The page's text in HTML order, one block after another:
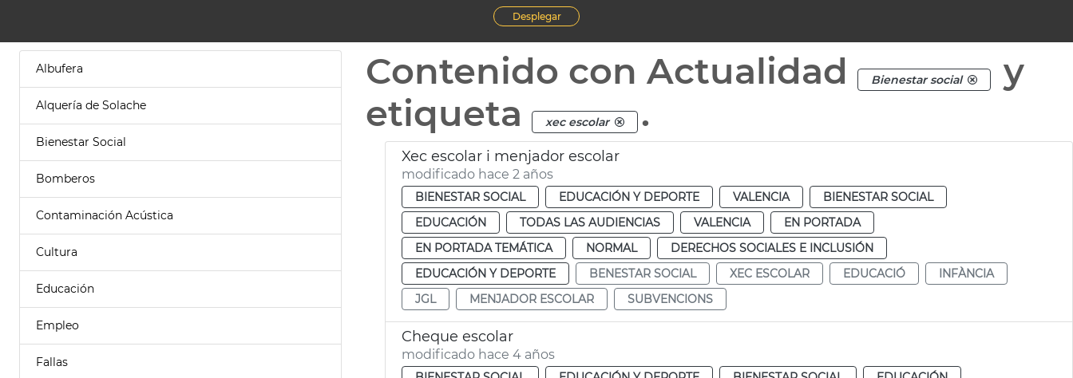
Desplegar
Albufera
Alquería de Solache
Bienestar Social
Bomberos
Contaminación Acústica
Cultura
Educación
Empleo
Fallas
Contenido con Actualidad Bienestar social
y
etiqueta
xec escolar .
Xec escolar i menjador escolar
modificado hace 2 años
BIENESTAR SOCIAL EDUCACIÓN Y DEPORTE VALENCIA
BIENESTAR SOCIAL
EDUCACIÓN
TODAS LAS AUDIENCIAS VALENCIA
EN PORTADA
EN PORTADA TEMÁTICA
NORMAL
DERECHOS SOCIALES E INCLUSIÓN
EDUCACIÓN Y DEPORTE
BENESTAR SOCIAL XEC ESCOLAR EDUCACIÓ
INFÀNCIA
JGL
MENJADOR ESCOLAR SUBVENCIONS
Cheque escolar
modificado hace 4 años